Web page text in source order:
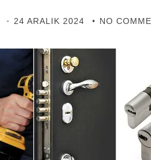
24 ARALIK 2024 NO